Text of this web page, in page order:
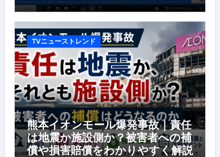
TVニューストレンド
熊本イオンモール爆発事故｜責任
は地震か施設側か？被害者への補
償や損害賠償をわかりやすく解説